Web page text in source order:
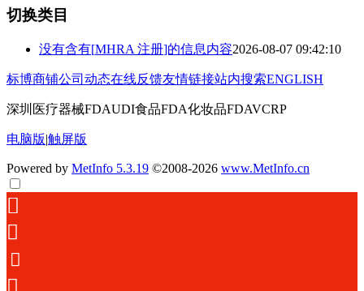
切换类目
没有含有[MHRA 注册]的信息内容2026-08-07 09:42:10
标博商铺公司动态在线反馈友情链接站内搜索ENGLISH
深圳医疗器械FDAUDI食品FDA化妆品FDAVCRP
电脑版|触屏版
Powered by MetInfo 5.3.19 ©2008-2026 www.MetInfo.cn